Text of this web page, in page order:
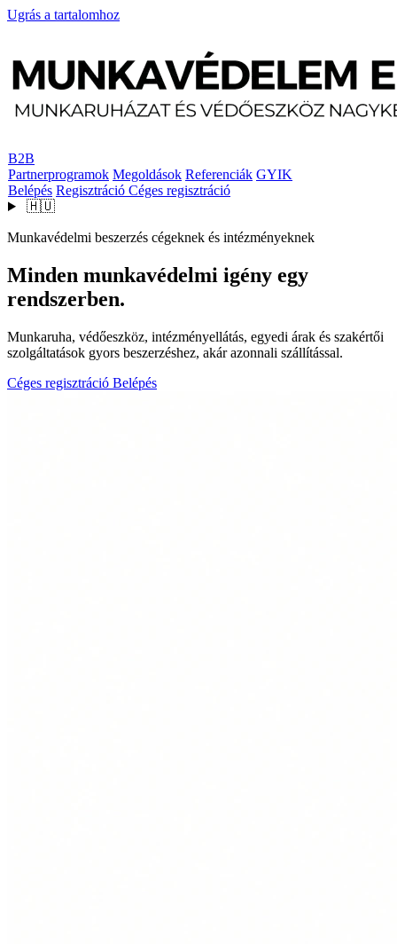
Ugrás a tartalomhoz
B2B
Partnerprogramok Megoldások Referenciák GYIK
Belépés Regisztráció Céges regisztráció
🇭🇺
Munkavédelmi beszerzés cégeknek és intézményeknek
Minden munkavédelmi igény egy
rendszerben.
Munkaruha, védőeszköz, intézményellátás, egyedi árak és szakértői
szolgáltatások gyors beszerzéshez, akár azonnali szállítással.
Céges regisztráció Belépés